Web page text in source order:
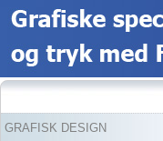
GRAFISK DESIGN